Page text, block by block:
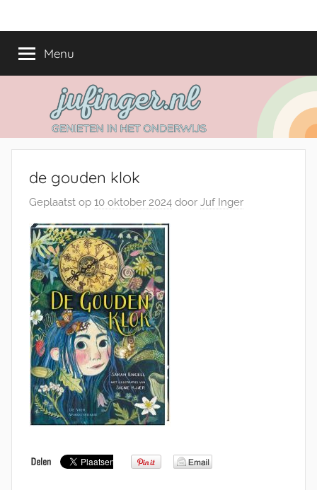
naarjufinger.nl
het
onderwijs
Menu
de gouden klok
Geplaatst op 10 oktober 2024 door Juf Inger